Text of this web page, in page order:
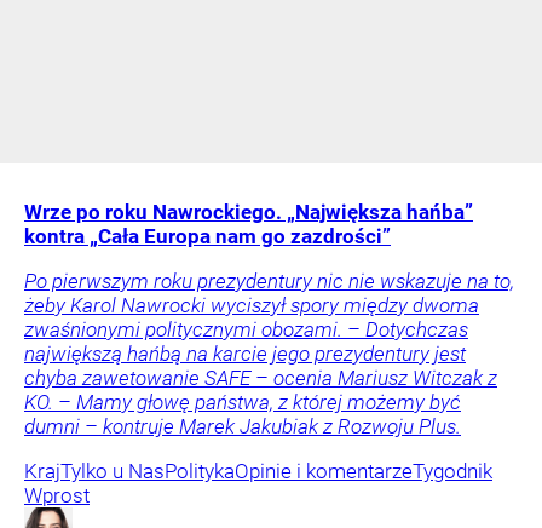
Wrze po roku Nawrockiego. „Największa hańba”
kontra „Cała Europa nam go zazdrości”
Po pierwszym roku prezydentury nic nie wskazuje na to,
żeby Karol Nawrocki wyciszył spory między dwoma
zwaśnionymi politycznymi obozami. – Dotychczas
największą hańbą na karcie jego prezydentury jest
chyba zawetowanie SAFE – ocenia Mariusz Witczak z
KO. – Mamy głowę państwa, z której możemy być
dumni – kontruje Marek Jakubiak z Rozwoju Plus.
KrajTylko u NasPolitykaOpinie i komentarzeTygodnik
Wprost